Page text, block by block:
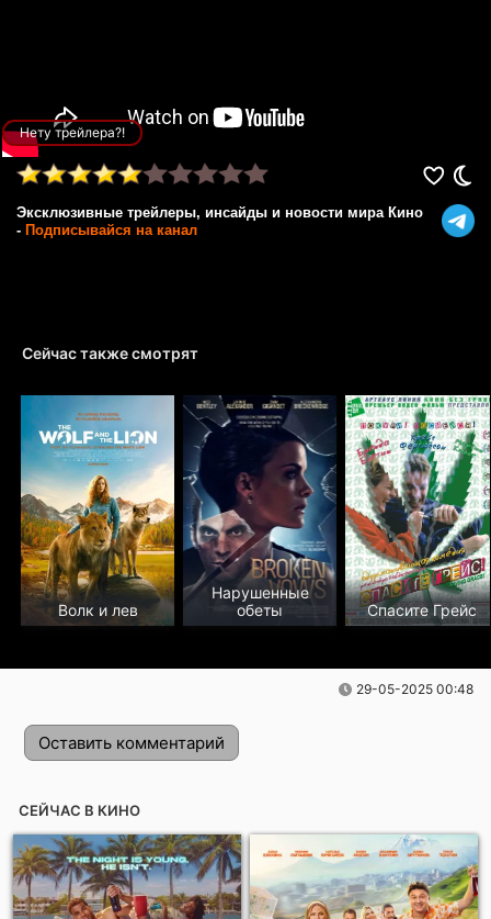
Нету трейлера?!
Эксклюзивные трейлеры, инсайды и новости мира Кино
- Подписывайся на канал
Сейчас также смотрят
Волк и лев
Нарушенные
обеты
Спасите Грейс
29-05-2025 00:48
Оставить комментарий
СЕЙЧАС В КИНО